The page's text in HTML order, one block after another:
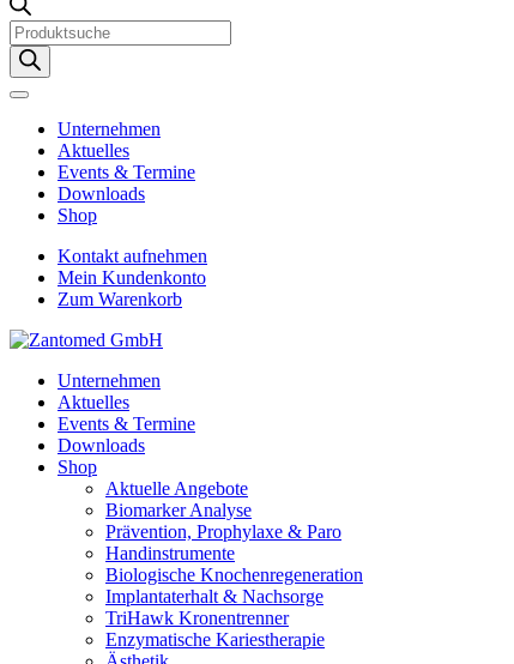
Products
search
Unternehmen
Aktuelles
Events & Termine
Downloads
Shop
Kontakt aufnehmen
Mein Kundenkonto
Zum Warenkorb
Unternehmen
Aktuelles
Events & Termine
Downloads
Shop
Aktuelle Angebote
Biomarker Analyse
Prävention, Prophylaxe & Paro
Handinstrumente
Biologische Knochenregeneration
Implantaterhalt & Nachsorge
TriHawk Kronentrenner
Enzymatische Kariestherapie